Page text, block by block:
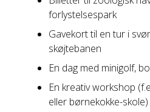
forlystelsespark
Gavekort til en tur i
skøjtebanen
En dag med minigolf,
En kreativ workshop
eller børnekokke-skole)